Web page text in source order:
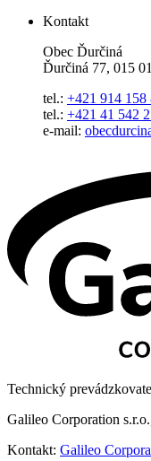
Kontakt
Obec Ďurčiná
Ďurčiná 77, 015
tel.: +421 914 158
tel.: +421 41 542
e-mail:
Technický
Galileo Corporation
Kontakt: Galileo